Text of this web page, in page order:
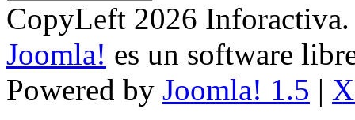
CopyLeft 2026 Inforactiva.
Joomla! es un software
Powered by Joomla! 1.5 |